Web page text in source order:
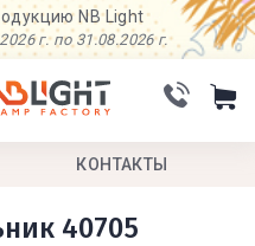
NB Light
г. по 31.08.2026 г.
КОНТАКТЫ
40705